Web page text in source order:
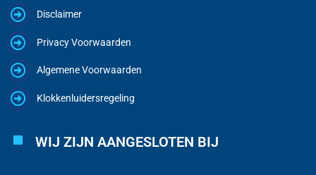
Disclaimer
Privacy Voorwaarden
Algemene Voorwaarden
Klokkenluidersregeling
WIJ ZIJN AANGESLOTEN BIJ